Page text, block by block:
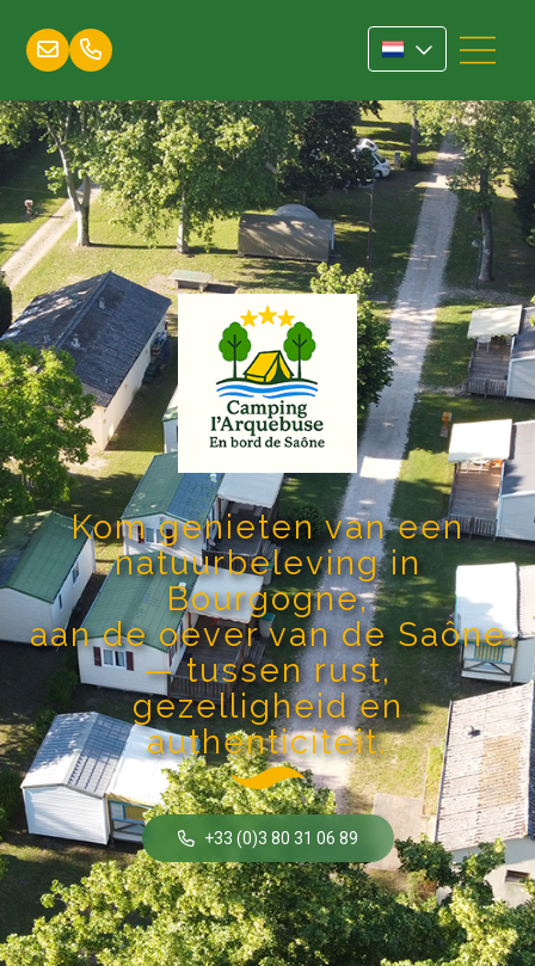
Kom genieten van een
natuurbeleving in
Bourgogne,
aan de oever van de Saône
— tussen rust,
gezelligheid en
authenticiteit.
+33 (0)3 80 31 06 89